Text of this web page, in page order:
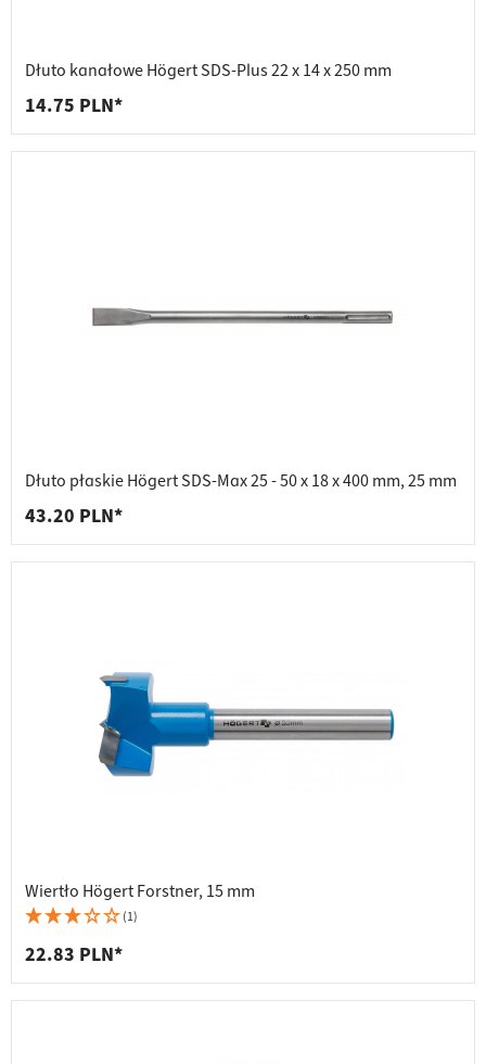
Dłuto kanałowe Högert SDS-Plus 22 x 14 x 250 mm
14.75 PLN*
Dłuto płaskie Högert SDS-Max 25 - 50 x 18 x 400 mm, 25 mm
43.20 PLN*
Wiertło Högert Forstner, 15 mm
(1)
22.83 PLN*